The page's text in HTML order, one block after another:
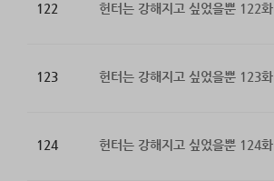
122 헌터는 강해지고 싶었을뿐 122화
123 헌터는 강해지고 싶었을뿐 123화
124 헌터는 강해지고 싶었을뿐 124화